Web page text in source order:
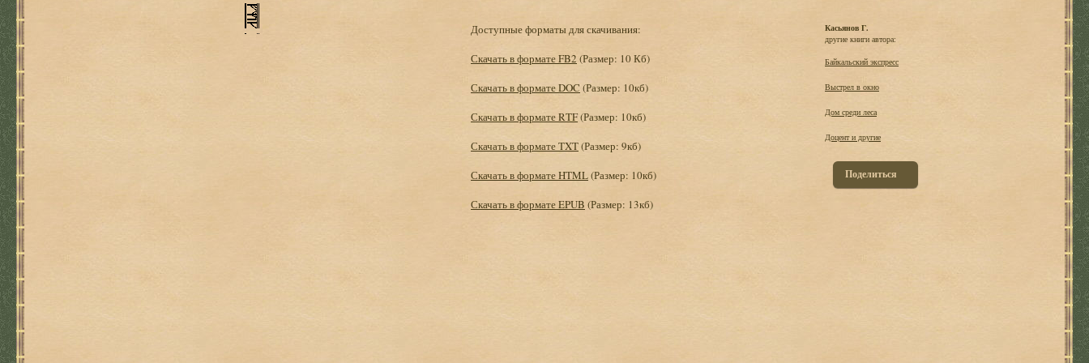
Доступные форматы для скачивания:
Скачать в формате FB2 (Размер: 10 Кб)
Скачать в формате DOC (Размер: 10кб)
Скачать в формате RTF(Размер: 10кб)
Скачать в формате TXT(Размер: 9кб)
Скачать в формате HTML(Размер: 10кб)
Скачать в формате EPUB (Размер: 13кб)
Касьянов Г.
другие книги автора:
Байкальский экспресс
Выстрел в окно
Дом среди леса
Доцент и другие
Поделиться